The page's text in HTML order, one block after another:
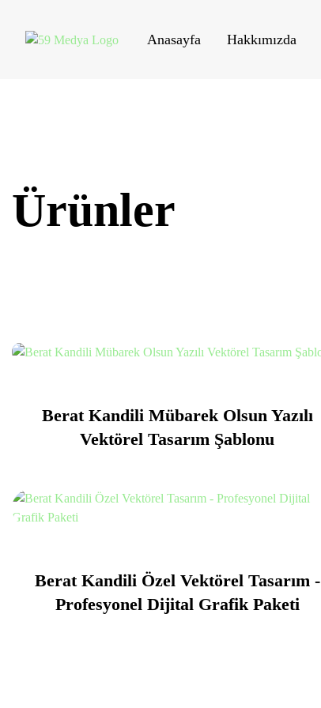
Anasayfa Hakkımızda
Ürünler
Berat Kandili Mübarek Olsun Yazılı
Vektörel Tasarım Şablonu
Berat Kandili Özel Vektörel Tasarım -
Profesyonel Dijital Grafik Paketi